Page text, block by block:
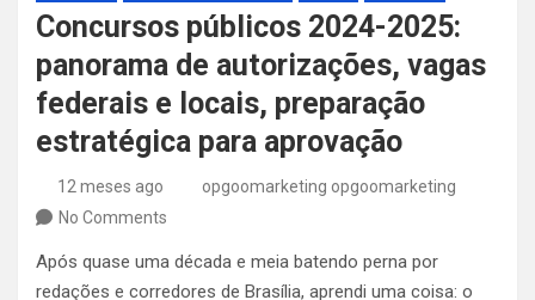
Concursos públicos 2024-2025:
panorama de autorizações, vagas
federais e locais, preparação
estratégica para aprovação
12 meses ago
opgoomarketing opgoomarketing
No Comments
Após quase uma década e meia batendo perna por
redações e corredores de Brasília, aprendi uma coisa: o